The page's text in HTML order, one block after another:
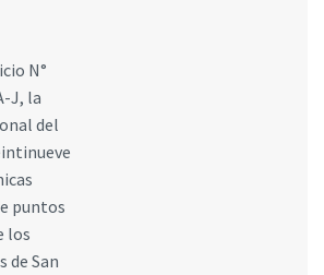
N°
J, la
del
puntos
los
de San